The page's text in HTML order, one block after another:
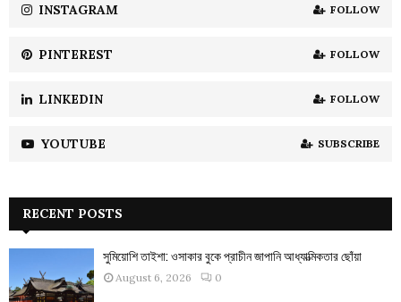
H
INSTAGRAM FOLLOW
PINTEREST FOLLOW
LINKEDIN FOLLOW
YOUTUBE SUBSCRIBE
RECENT POSTS
সুমিয়োশি তাইশা: ওসাকার বুকে প্রাচীন জাপানি আধ্যাত্মিকতার ছোঁয়া
August 6, 2026 0